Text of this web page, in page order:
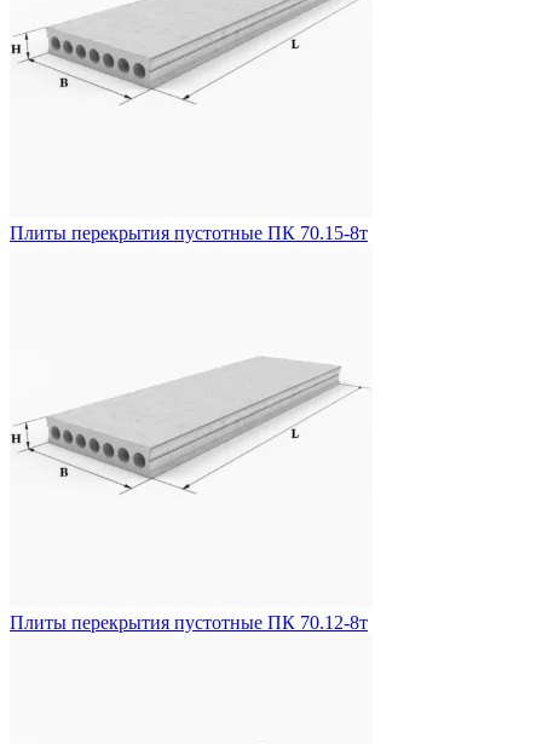
Плиты перекрытия пустотные ПК 70.15-8т
Плиты перекрытия пустотные ПК 70.12-8т